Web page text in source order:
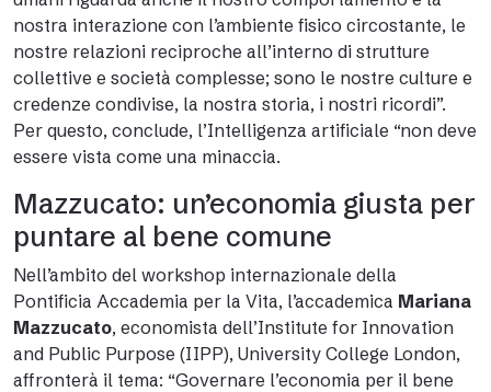
nostra interazione con l’ambiente fisico circostante, le
nostre relazioni reciproche all’interno di strutture
collettive e società complesse; sono le nostre culture e
credenze condivise, la nostra storia, i nostri ricordi”.
Per questo, conclude, l’Intelligenza artificiale “non deve
essere vista come una minaccia.
Mazzucato: un’economia giusta per
puntare al bene comune
Nell’ambito del workshop internazionale della
Pontificia Accademia per la Vita, l’accademica Mariana
Mazzucato, economista dell’Institute for Innovation
and Public Purpose (IIPP), University College London,
affronterà il tema: “Governare l’economia per il bene